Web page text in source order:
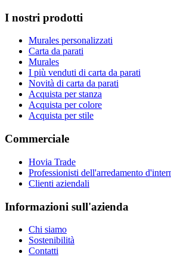
I nostri prodotti
Murales personalizzati
Carta da parati
Murales
I più venduti di carta da parati
Novità di carta da parati
Acquista per stanza
Acquista per colore
Acquista per stile
Commerciale
Hovia Trade
Professionisti dell'arredamento
Clienti aziendali
Informazioni sull'azienda
Chi siamo
Sostenibilità
Contatti